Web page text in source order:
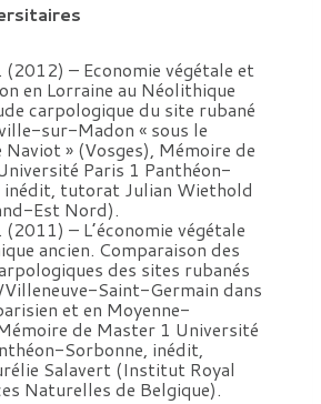
(2012) – Economie végétale et
en Lorraine au Néolithique
carpologique du site rubané
sur-Madon « sous le
Naviot » (Vosges), Mémoire de
Paris 1 Panthéon-
inédit, tutorat Julian Wiethold
Est Nord).
(2011) – L’économie végétale
ancien. Comparaison des
des sites rubanés
Saint-Germain dans
et en Moyenne-
de Master 1 Université
Sorbonne, inédit,
Salavert (Institut Royal
Naturelles de Belgique).